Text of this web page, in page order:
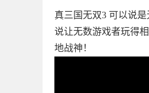
真三国无双3 可以说
说让无数游戏者玩得
地战神！